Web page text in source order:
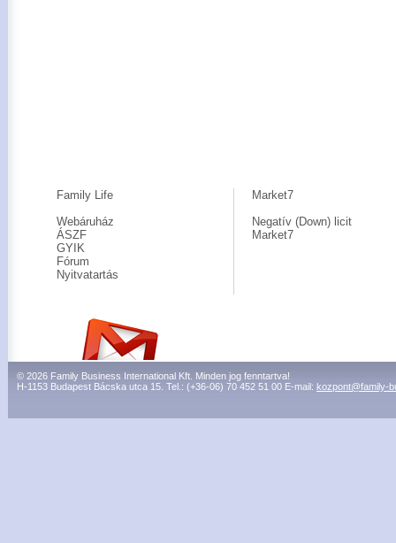
Family Life
Webáruház
ÁSZF
GYIK
Fórum
Nyitvatartás
Market7
Negatív (Down) licit
Market7
© 2026 Family Business International Kft. Minden jog fenntartva!
H-1153 Budapest Bácska utca 15. Tel.: (+36-06) 70 452 51 00 E-mail: kozpont@family-